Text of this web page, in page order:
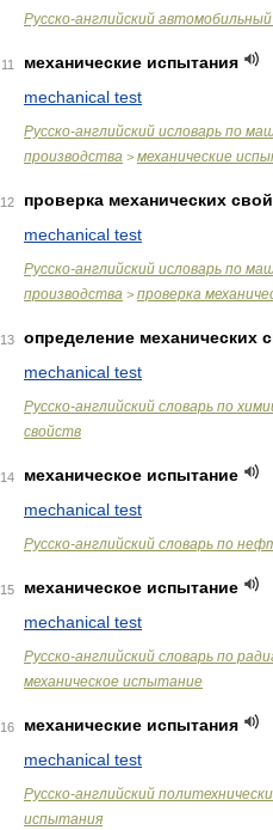
Русско-английский автомобильный
11
механические испытания
mechanical test
Русско-английский исловарь по
производства > механические
12
проверка механических
mechanical test
Русско-английский исловарь по
производства > проверка
13
определение механических
mechanical test
Русско-английский словарь по
свойств
14
механическое испытание
mechanical test
Русско-английский словарь по
15
механическое испытание
mechanical test
Русско-английский словарь по
механическое испытание
16
механические испытания
mechanical test
Русско-английский
испытания